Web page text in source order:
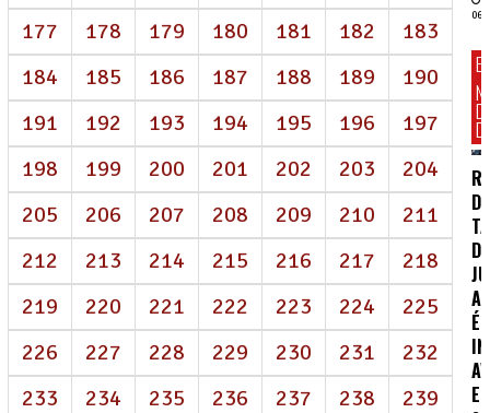
177
178 179 180 181 182
183
184
185 186 187 188 189
190
191
192 193 194 195 196
197
198
199 200 201 202 203
204
205
206 207 208 209 210
211
212
213 214 215 216 217
218
219
220 221 222 223 224
225
226
227 228 229 230 231
232
233
234 235 236 237 238
239
06/
DA
DE
É